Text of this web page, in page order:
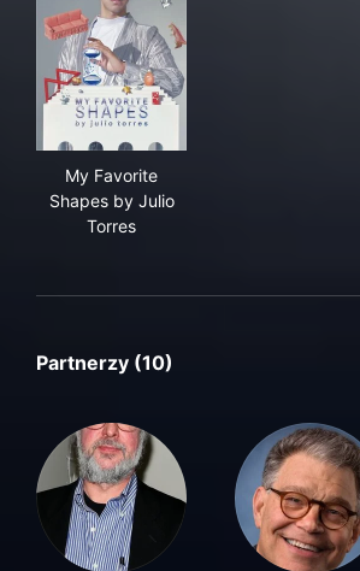
My Favorite
Shapes by Julio
Torres
Partnerzy (10)